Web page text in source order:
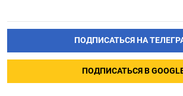
ПОДПИСАТЬСЯ НА
ПОДПИСАТЬСЯ В